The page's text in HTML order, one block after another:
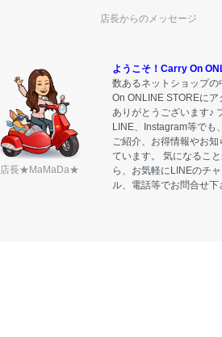
店長からのメッセージ
店長★MaMaDa★
ようこそ！Carry On
数あるネットショップ
On ONLINE STOREに
ありがとうございます♪
LINE、Instagram等でも
ご紹介、お得情報やお知
ています。 気になるこ
ら、お気軽にLINEのチ
ル、電話等でお問合せ下